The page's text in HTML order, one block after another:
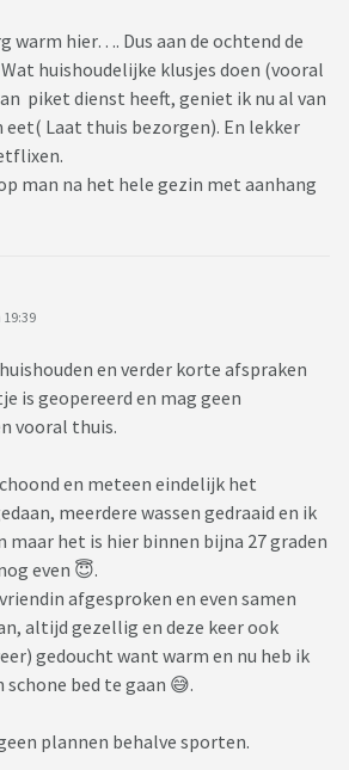
warm hier…. Dus aan de ochtend de
huishoudelijke klusjes doen (vooral
piket dienst heeft, geniet ik nu al van
eet( Laat thuis bezorgen). En lekker
man na het hele gezin met aanhang
en verder korte afspraken
is geopereerd en mag geen
vooral thuis.
en meteen eindelijk het
meerdere wassen gedraaid en ik
het is hier binnen bijna 27 graden
even 😇.
afgesproken en even samen
altijd gezellig en deze keer ook
gedoucht want warm en nu heb ik
schone bed te gaan 😅.
plannen behalve sporten.